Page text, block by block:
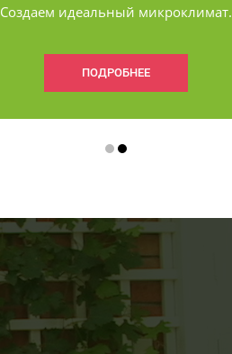
Создаем идеальный микроклимат.
ПОДРОБНЕЕ